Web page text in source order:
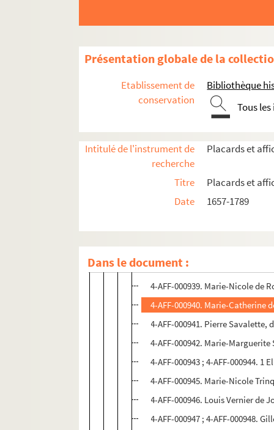
Présentation globale de la
Etablissement de
conservation
Bibliothèque
Tous
Intitulé de l'instrument de
recherche
Placards et
Titre
Placards et
Date
1657-1789
Dans le document :
4-AFF-000927. Charles-Adrien-
4-AFF-000929. Elizabeth
4-AFF-000930. Pierre de
4-AFF-000932. Catherine
4-AFF-000938. Louis-Daniel de
4-AFF-000939. Marie-Nicole de
4-AFF-000940. Marie-Catherine
4-AFF-000941. Pierre
4-AFF-000942. Marie-
4-AFF-000943 ; 4-AFF-000944.
4-AFF-000945. Marie-Nicole
4-AFF-000946. Louis Vernier
4-AFF-000947 ; 4-AFF-000948.